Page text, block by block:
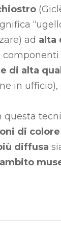
ad alta
componenti
di alta
in ufficio),
questa
di colore
diffusa
ambito